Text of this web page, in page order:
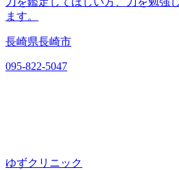
ます。
長崎県長崎市
095-822-5047
ゆずクリニック